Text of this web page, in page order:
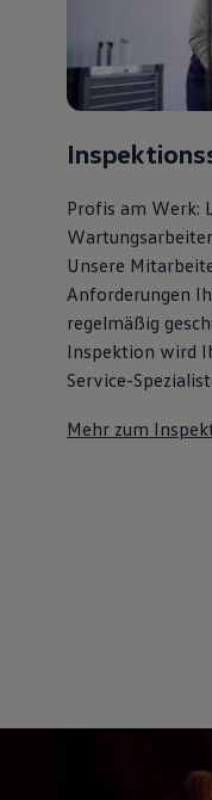
Profis am Werk:
Unsere
Anforderungen
regelmäßig
Inspektion wird
Service-
Mehr zum